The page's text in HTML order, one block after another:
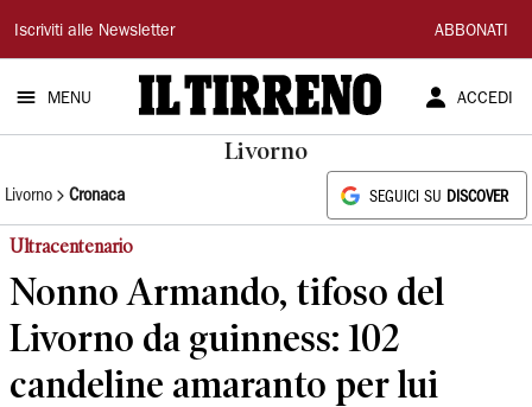
Il
Tirreno
Iscriviti alle Newsletter ABBONATI
MENU ACCEDI
Livorno
Livorno Cronaca SEGUICI SU DISCOVER
Ultracentenario
Nonno Armando, tifoso del
Livorno da guinness: 102
candeline amaranto per lui